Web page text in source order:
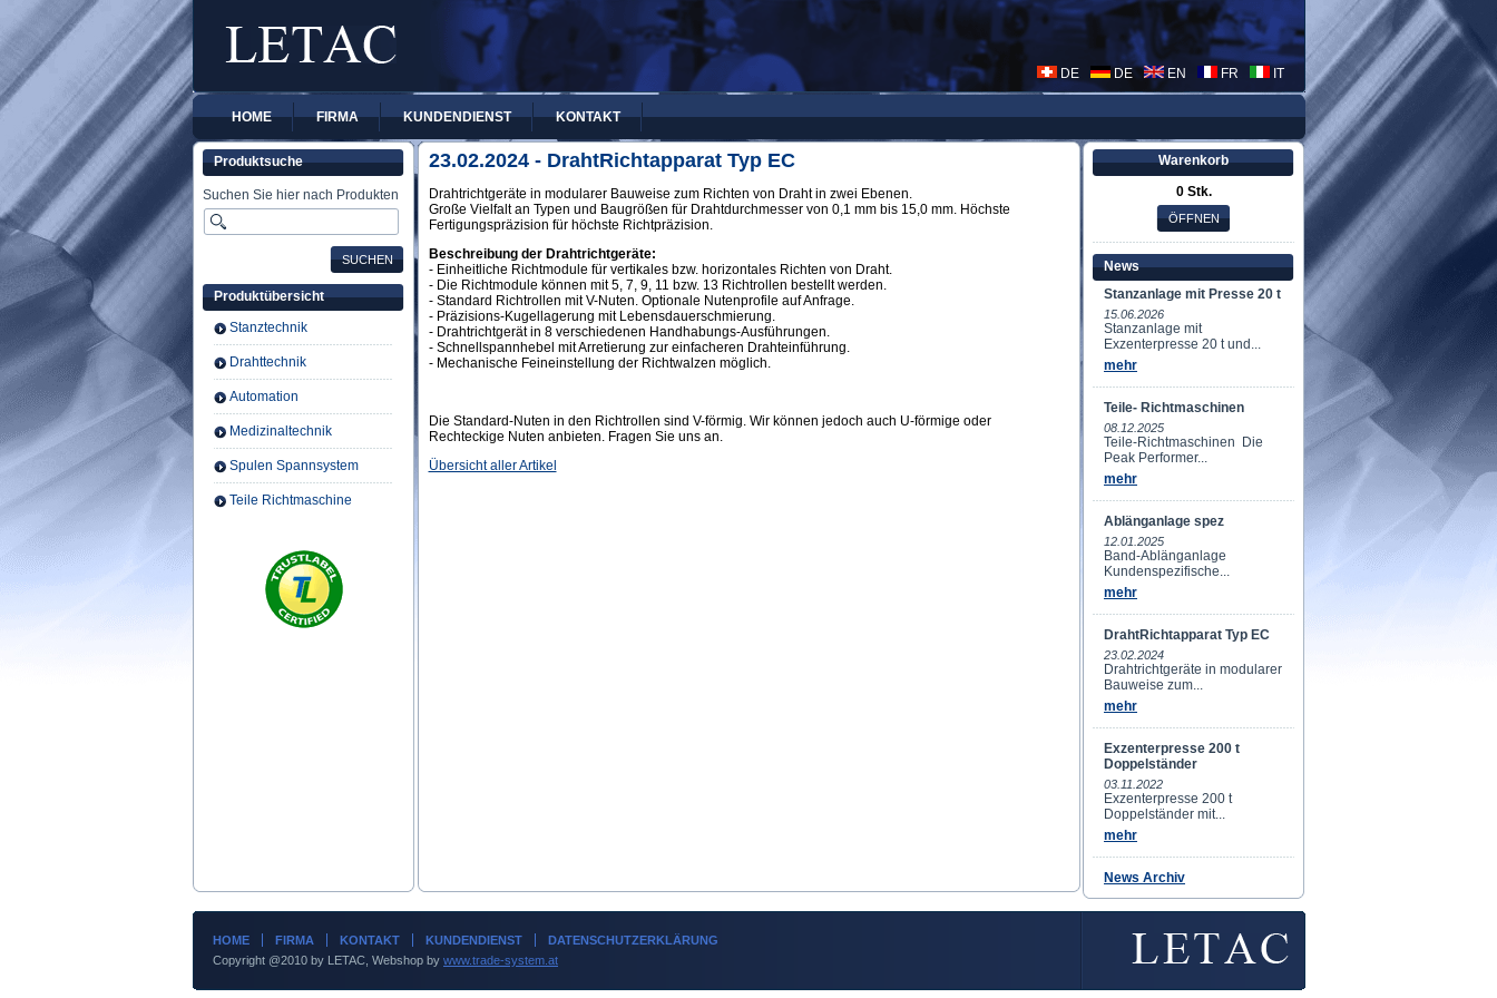
DE DE EN FR IT
HOME FIRMA KUNDENDIENST KONTAKT
Produktsuche
Suchen Sie hier nach Produkten
Produktübersicht
Stanztechnik
Drahttechnik
Automation
Medizinaltechnik
Spulen Spannsystem
Teile Richtmaschine
23.02.2024 - DrahtRichtapparat Typ EC
Drahtrichtgeräte in modularer Bauweise zum Richten von Draht in zwei Ebenen.
Große Vielfalt an Typen und Baugrößen für Drahtdurchmesser von 0,1 mm bis 15,0 mm. Höchste
Fertigungspräzision für höchste Richtpräzision.
Beschreibung der Drahtrichtgeräte:
- Einheitliche Richtmodule für vertikales bzw. horizontales Richten von Draht.
- Die Richtmodule können mit 5, 7, 9, 11 bzw. 13 Richtrollen bestellt werden.
- Standard Richtrollen mit V-Nuten. Optionale Nutenprofile auf Anfrage.
- Präzisions-Kugellagerung mit Lebensdauerschmierung.
- Drahtrichtgerät in 8 verschiedenen Handhabungs-Ausführungen.
- Schnellspannhebel mit Arretierung zur einfacheren Drahteinführung.
- Mechanische Feineinstellung der Richtwalzen möglich.
Die Standard-Nuten in den Richtrollen sind V-förmig. Wir können jedoch auch U-förmige oder
Rechteckige Nuten anbieten. Fragen Sie uns an.
Übersicht aller Artikel
Warenkorb
0 Stk.
News
Stanzanlage mit Presse 20 t
15.06.2026
Stanzanlage mit
Exzenterpresse 20 t und...
mehr
Teile- Richtmaschinen
08.12.2025
Teile-Richtmaschinen Die
Peak Performer...
mehr
Ablänganlage spez
12.01.2025
Band-Ablänganlage
Kundenspezifische...
mehr
DrahtRichtapparat Typ EC
23.02.2024
Drahtrichtgeräte in modularer
Bauweise zum...
mehr
Exzenterpresse 200 t
Doppelständer
03.11.2022
Exzenterpresse 200 t
Doppelständer mit...
mehr
News Archiv
HOME FIRMA KONTAKT KUNDENDIENST
DATENSCHUTZERKLÄRUNG
Copyright @2010 by LETAC, Webshop by www.trade-system.at